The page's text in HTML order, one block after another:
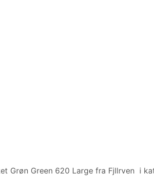
Grøn Green 620 Large fra Fjllrven i